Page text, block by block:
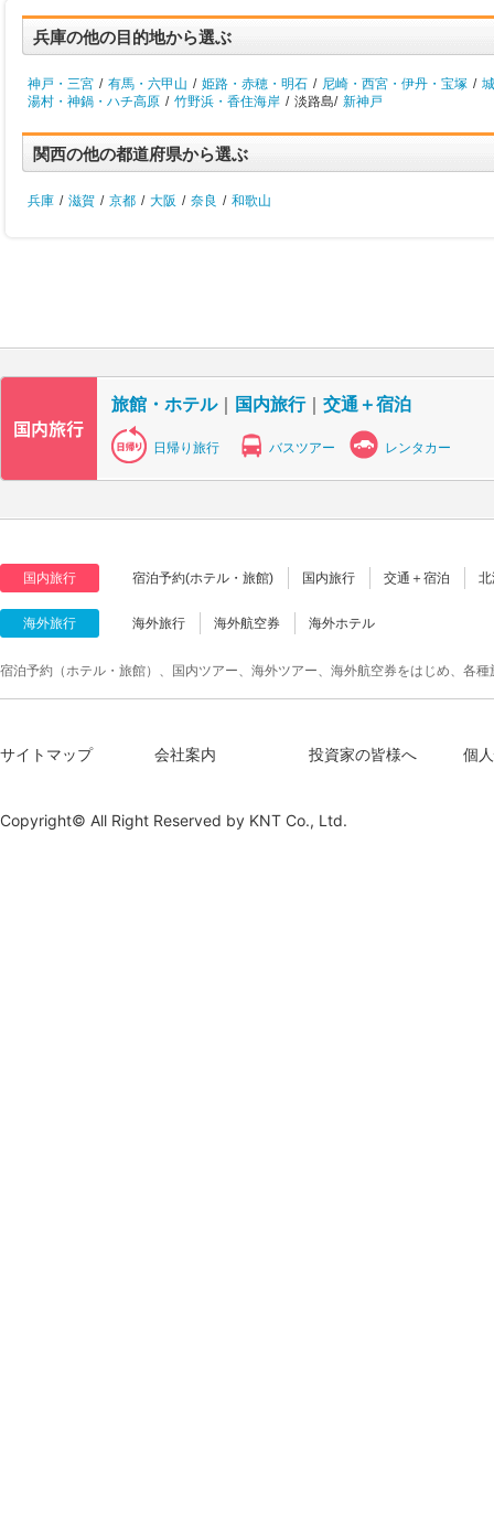
兵庫の他の目的地から選ぶ
神戸・三宮 / 有馬・六甲山 / 姫路・赤穂・明石 / 尼崎・西宮・伊丹・宝塚 /
湯村・神鍋・ハチ高原 / 竹野浜・香住海岸 / 淡路島/ 新神戸
関西の他の都道府県から選ぶ
兵庫 / 滋賀 / 京都 / 大阪 / 奈良 / 和歌山
旅館・ホテル｜ 国内旅行｜ 交通＋宿泊
日帰り旅行 バスツアー レンタカー
国内旅行 宿泊予約(ホテル・旅館) 国内旅行 交通＋宿泊
海外旅行 海外旅行 海外航空券 海外ホテル
宿泊予約（ホテル・旅館）、国内ツアー、海外ツアー、海外航空券をはじめ、各
サイトマップ 会社案内 投資家の皆様へ 個
Copyright© All Right Reserved by KNT Co., Ltd.